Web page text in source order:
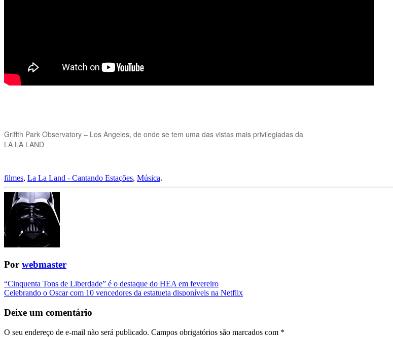
Griffth Park Observatory – Los Angeles, de onde se tem uma das vistas mais privilegiadas da
LA LA LAND
filmes, La La Land - Cantando Estações, Música.
Por webmaster
Navegação
da
Postagem
“Cinquenta Tons de Liberdade” é o destaque do HEA em fevereiro
Celebrando o Oscar com 10 vencedores da estatueta disponíveis na Netflix
Deixe um comentário
O seu endereço de e-mail não será publicado. Campos obrigatórios são marcados com *